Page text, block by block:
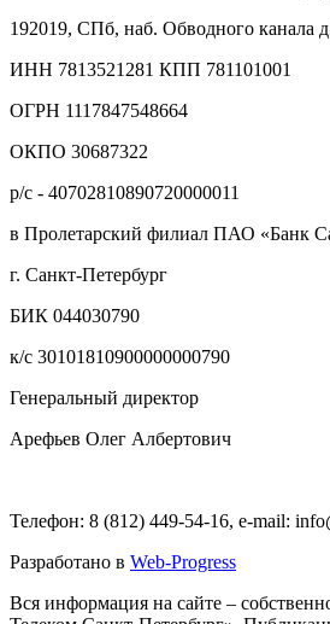
192019, СПб, наб. Обводного канала
ИНН 7813521281 КПП 781101001
ОГРН 1117847548664
ОКПО 30687322
р/с - 40702810890720000011
в Пролетарский филиал ПАО «Банк
г. Санкт-Петербург
БИК 044030790
к/с 30101810900000000790
Генеральный директор
Арефьев Олег Албертович
Телефон: 8 (812) 449-54-16, e-mail:
Разработано в Web-Progress
Вся информация на сайте –